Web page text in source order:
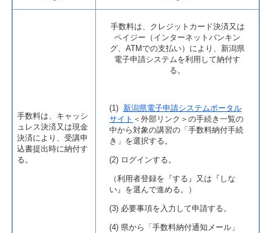
手数料は、キャッシ
ュレス決済又は現金
決済により、受講申
込書提出時に納付す
る。
手数料は、クレジットカード決済又は
ペイジー（インターネットバンキン
グ、ATMでの支払い）により、新潟県
電子申請システムを利用して納付す
る。
(1) 新潟県電子申請システムポータル
サイト ＜外部リンク＞ の手続き一覧の
中から対象の講習の「手数料納付手続
き」を選択する。
(2) ログインする。
（利用者登録を『する』又は『しな
い』を選んで進める。）
(3) 必要事項を入力して申請する。
(4) 県から「手数料納付通知メール」